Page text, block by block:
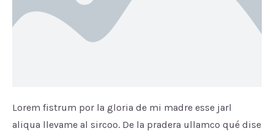
Lorem fistrum por la gloria de mi madre esse jarl
aliqua llevame al sircoo. De la pradera ullamco qué dise